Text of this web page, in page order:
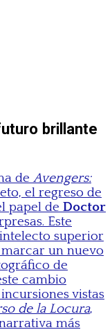
brillante
deAvengers:
el regreso de
papel de Doctor
Este
superior
un nuevo
de
cambio
vistas
de la Locura,
más